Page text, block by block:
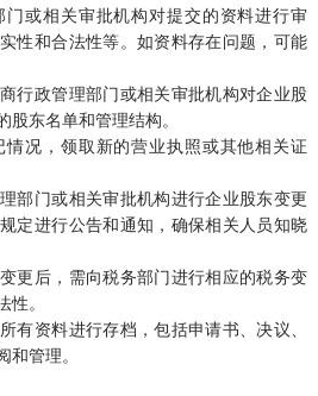
或相关审批机构对提交的资料进行审
性和合法性等。如资料存在问题，可能
行政管理部门或相关审批机构对企业股
股东名单和管理结构。
况，领取新的营业执照或其他相关证
部门或相关审批机构进行企业股东变更
定进行公告和通知，确保相关人员知晓
更后，需向税务部门进行相应的税务变
性。
有资料进行存档，包括申请书、决议、
和管理。